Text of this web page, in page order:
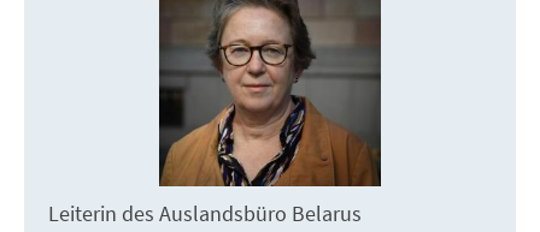
Leiterin des Auslandsbüro Belarus